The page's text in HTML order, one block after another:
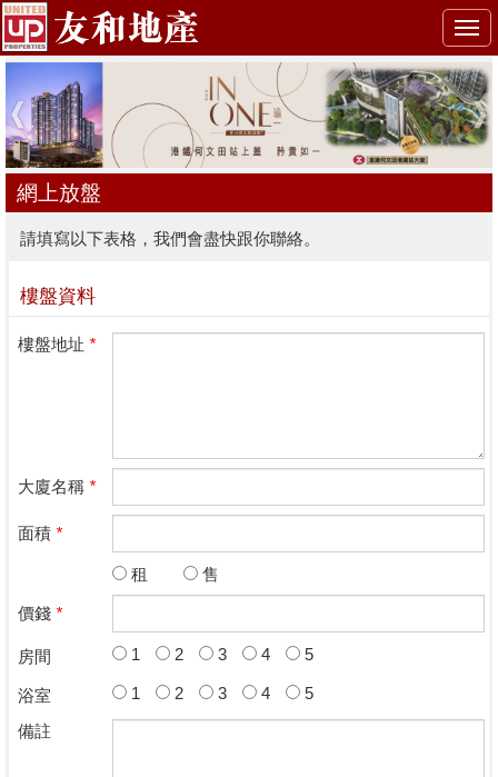
網上放盤
請填寫以下表格，我們會盡快跟你聯絡。
樓盤資料
樓盤地址 *
大廈名稱 *
面積 *
租 售
價錢 *
房間 1 2 3 4 5
浴室 1 2 3 4
5
備註